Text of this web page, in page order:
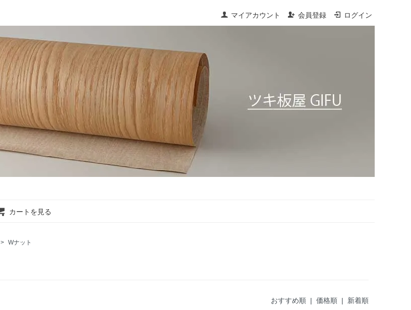
マイアカウント 会員登録 ログイン
カートを見る
> Wナット
おすすめ順 | 価格順 | 新着順